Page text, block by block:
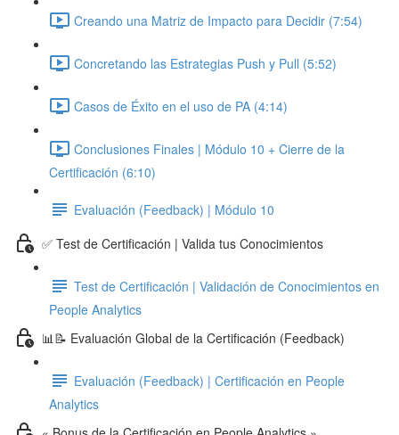
Creando una Matriz de Impacto para Decidir (7:54)
Concretando las Estrategias Push y Pull (5:52)
Casos de Éxito en el uso de PA (4:14)
Conclusiones Finales | Módulo 10 + Cierre de la
Certificación (6:10)
Evaluación (Feedback) | Módulo 10
✅ Test de Certificación | Valida tus Conocimientos
Test de Certificación | Validación de Conocimientos en
People Analytics
📊📝 Evaluación Global de la Certificación (Feedback)
Evaluación (Feedback) | Certificación en People
Analytics